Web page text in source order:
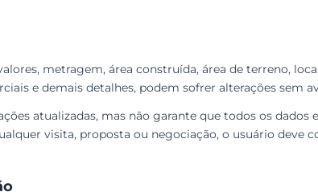
metragem, área construída, área de terreno,
e demais detalhes, podem sofrer alterações sem
atualizadas, mas não garante que todos os dados
visita, proposta ou negociação, o usuário deve